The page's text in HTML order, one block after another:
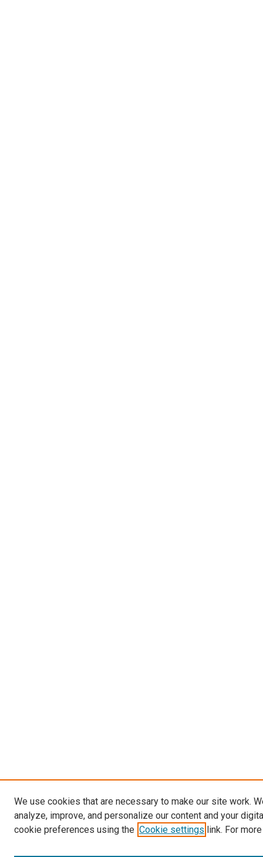
We use cookies that are necessary to make our site work.
analyze, improve, and personalize our content and your
cookie preferences using the Cookie settings link. For